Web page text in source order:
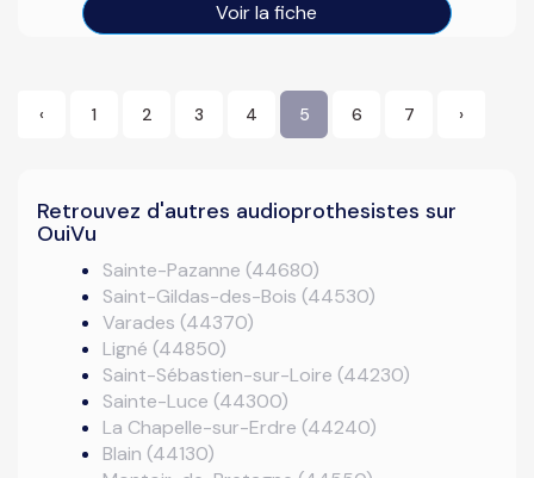
Voir la fiche
‹ 1 2 3 4 5 6 7 ›
Retrouvez d'autres audioprothesistes sur
OuiVu
Sainte-Pazanne (44680)
Saint-Gildas-des-Bois (44530)
Varades (44370)
Ligné (44850)
Saint-Sébastien-sur-Loire (44230)
Sainte-Luce (44300)
La Chapelle-sur-Erdre (44240)
Blain (44130)